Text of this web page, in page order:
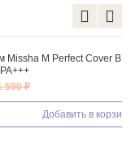
B.B Cream 50ml
в корзину